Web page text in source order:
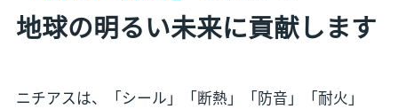
地球の明るい未来に貢献します
ニチアスは、「シール」「断熱」「防音」「耐火」